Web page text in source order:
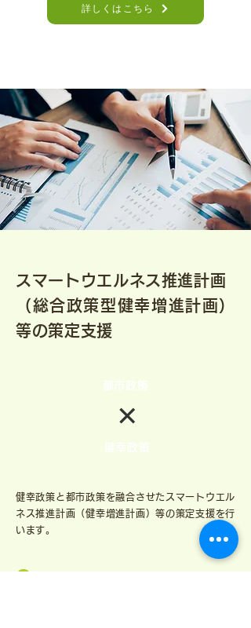
詳しくはこちら
スマートウエルネス推進計画
（総合政策型健幸増進計画）
等の策定支援
都市政策
健幸政策
✕
健幸政策と都市政策を融合させたスマートウエル
ネス推進計画（健幸増進計画）等の策定支援を行
います。
Case